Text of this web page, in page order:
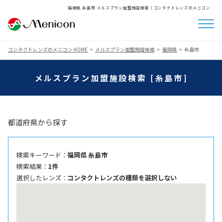
福岡県 糸島市 メルスプラン加盟施設検索│コンタクトレンズのメニコン
コンタクトレンズのメニコン HOME メルスプラン加盟施設検索 福岡県 糸島市
メルスプラン加盟施設検索 [糸島市]
都道府県から探す
検索キーワード ： 福岡県 糸島市
検索結果 ： 1件
選択したレンズ ： コンタクトレンズの種類を選択しない